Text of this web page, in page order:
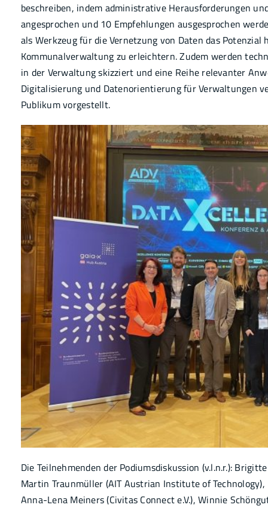
beschreiben, indem administrative Herausforderungen
angesprochen und 10 Empfehlungen ausgesprochen
als Werkzeug für die Vernetzung von Daten das
Kommunalverwaltung zu erleichtern. Zudem werden
in der Verwaltung skizziert und eine Reihe relevanter
Digitalisierung und Datenorientierung für Verwaltungen
Publikum vorgestellt.
Die Teilnehmenden der Podiumsdiskussion (v.l.n.r.):
Martin Traunmüller (AIT Austrian Institute of Technology),
Anna-Lena Meiners (Civitas Connect e.V.), Winnie